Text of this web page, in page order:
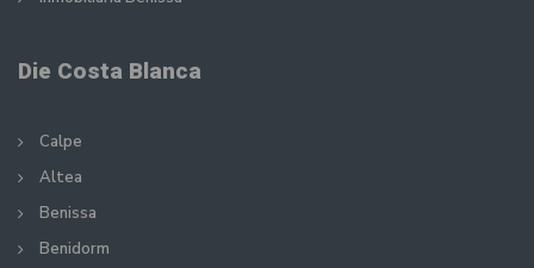
Die Costa Blanca
Calpe
Altea
Benissa
Benidorm